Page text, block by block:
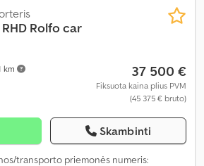
km
RHD Rolfo car
37 500 €
Fiksuota kaina plius PVM
(45 375 € bruto)
Skambinti
transporto priemonės numeris: